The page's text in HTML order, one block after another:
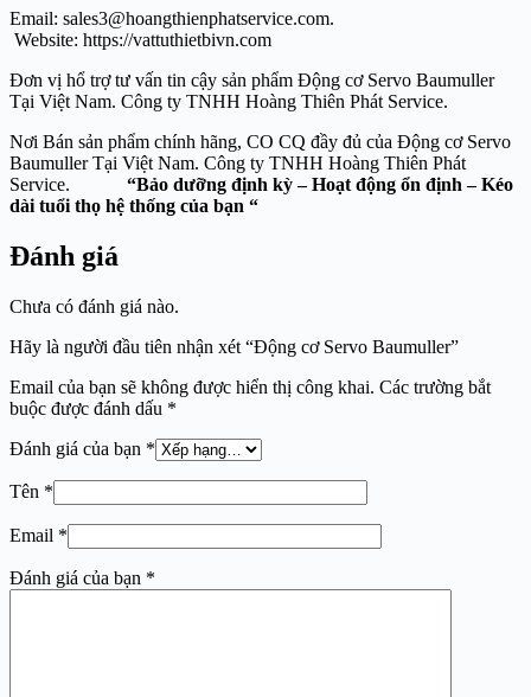
Email: sales3@hoangthienphatservice.com.
Website: https://vattuthietbivn.com
Đơn vị hổ trợ tư vấn tin cậy sản phẩm Động cơ Servo Baumuller
Tại Việt Nam. Công ty TNHH Hoàng Thiên Phát Service.
Nơi Bán sản phẩm chính hãng, CO CQ đầy đủ của Động cơ Servo
Baumuller Tại Việt Nam. Công ty TNHH Hoàng Thiên Phát
Service.
“Bảo dưỡng định kỳ – Hoạt động ổn định – Kéo
dài tuổi thọ hệ thống của bạn “
Đánh giá
Chưa có đánh giá nào.
Hãy là người đầu tiên nhận xét “Động cơ Servo Baumuller”
Email của bạn sẽ không được hiển thị công khai. Các trường bắt
buộc được đánh dấu *
Đánh giá của bạn *
Tên *
Email *
Đánh giá của bạn *